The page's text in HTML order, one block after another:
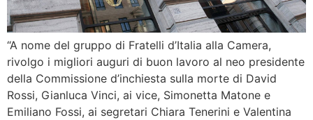
“A nome del gruppo di Fratelli d’Italia alla Camera,
rivolgo i migliori auguri di buon lavoro al neo presidente
della Commissione d’inchiesta sulla morte di David
Rossi, Gianluca Vinci, ai vice, Simonetta Matone e
Emiliano Fossi, ai segretari Chiara Tenerini e Valentina